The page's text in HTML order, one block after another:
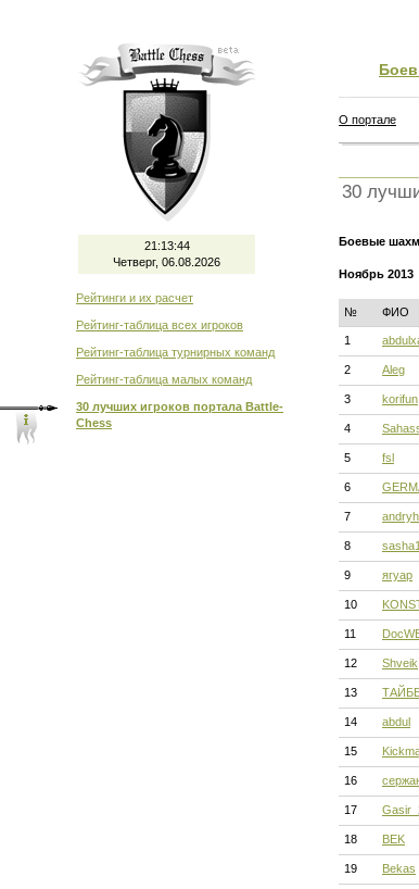
21:13:45
Четверг, 06.08.2026
Рейтинги и их расчет
Рейтинг-таблица всех игроков
Рейтинг-таблица турнирных команд
Рейтинг-таблица малых команд
30 лучших игроков портала Battle-
Chess
О портале
30
Боевые
Ноябрь 2013
№ ФИО
1
2 Aleg
3 korifun
4
5 fsl
6
7
8
9 ягуар
10
11
12 Shveik
13
14 abdul
15
16
17
18 BEK
19 Bekas